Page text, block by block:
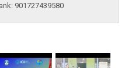
901727439580